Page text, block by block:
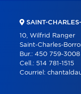
SAINT-
10, Wilfrid Ranger
Saint-Charles-
Bur.: 450 759-3008
Cell.: 514 781-1515
Courriel: